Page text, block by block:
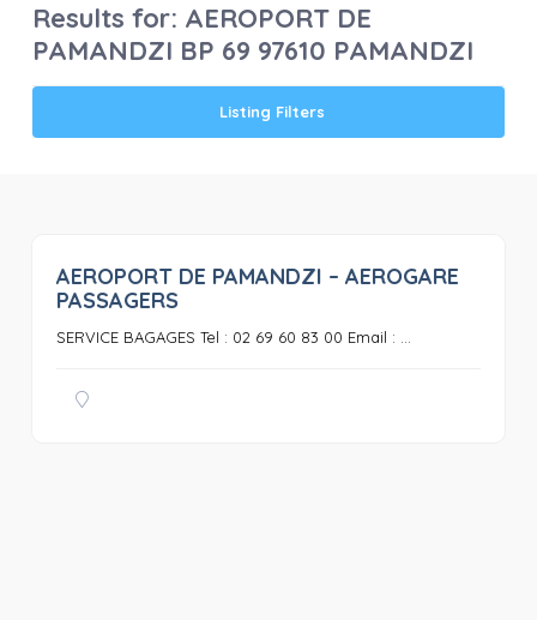
Results for: AEROPORT DE
PAMANDZI BP 69 97610 PAMANDZI
Listing Filters
0
AEROPORT DE PAMANDZI – AEROGARE
PASSAGERS
SERVICE BAGAGES Tel : 02 69 60 83 00 Email : ...